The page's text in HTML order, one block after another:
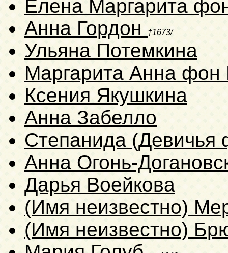
Елена Маргарита
Анна Гордон
†1673/
Ульяна Потемкина
Маргарита Анна
Ксения Якушкина
Анна Забелло
Степанида (Девичья
Анна Огонь-
Дарья Воейкова
(Имя неизвестно)
(Имя неизвестно)